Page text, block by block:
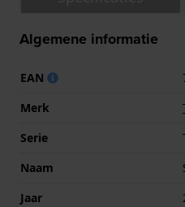
Algemene informatie
EAN
Merk
Serie
Naam
Jaar